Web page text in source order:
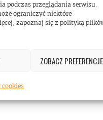
podczas przeglądania serwisu.
ograniczyć niektóre
zapoznaj się z polityką
ZOBACZ PREFERENCJE